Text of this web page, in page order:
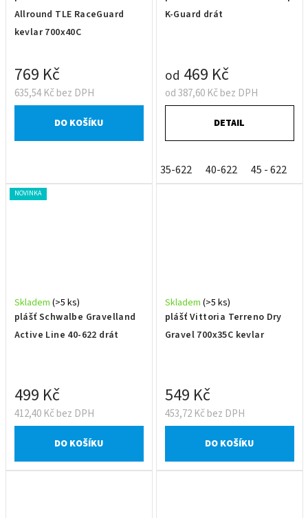
Allround TLE RaceGuard
kevlar 700x40C
635,54 Kč bez DPH
769 Kč
DO KOŠÍKU
K-Guard drát
od 387,60 Kč bez DPH
od 469 Kč
DETAIL
35-622 40-622 45 - 622
NOVINKA
plášť Schwalbe Gravelland
Active Line 40-622 drát
Skladem (>5 ks)
412,40 Kč bez DPH
499 Kč
DO KOŠÍKU
plášť Vittoria Terreno Dry
Gravel 700x35C kevlar
Skladem (>5 ks)
453,72 Kč bez DPH
549 Kč
DO KOŠÍKU